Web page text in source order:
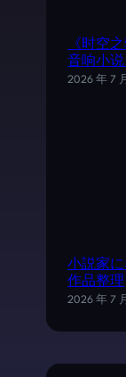
《时空
音响小
2026 年 7
小説家
作品整理
2026 年 7